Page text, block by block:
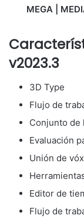
MEGA |
v2023.3
3D Type
Flujo de
Conjunto de
Evaluación
Unión de
Editor de
Flujo de